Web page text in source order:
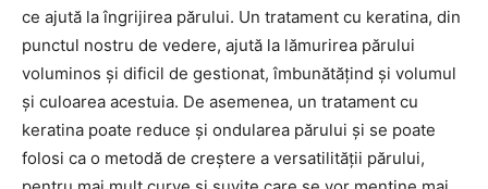
ce ajută la îngrijirea părului. Un tratament cu keratina, din
punctul nostru de vedere, ajută la lămurirea părului
voluminos și dificil de gestionat, îmbunătățind și volumul
și culoarea acestuia. De asemenea, un tratament cu
keratina poate reduce și ondularea părului și se poate
folosi ca o metodă de creștere a versatilității părului,